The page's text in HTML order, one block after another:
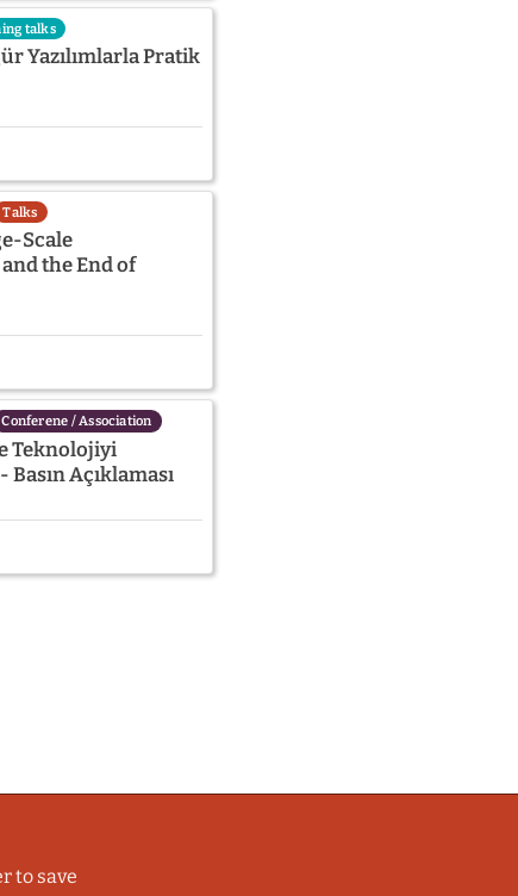
talks
Yazılımlarla Pratik
Talks
Scale
the End of
Conferene / Association
Teknolojiyi
Açıklaması
to save